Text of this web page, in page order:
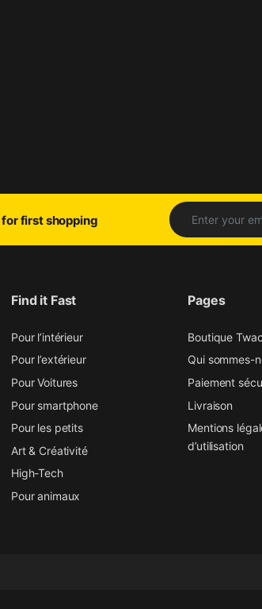
first shopping
Find it Fast
Pour l’intérieur
Pour l’extérieur
Pour Voitures
Pour smartphone
Pour les petits
Art & Créativité
High-Tech
Pour animaux
Pages
Boutique
Qui sommes-
Paiement
Livraison
Mentions
d’utilisation